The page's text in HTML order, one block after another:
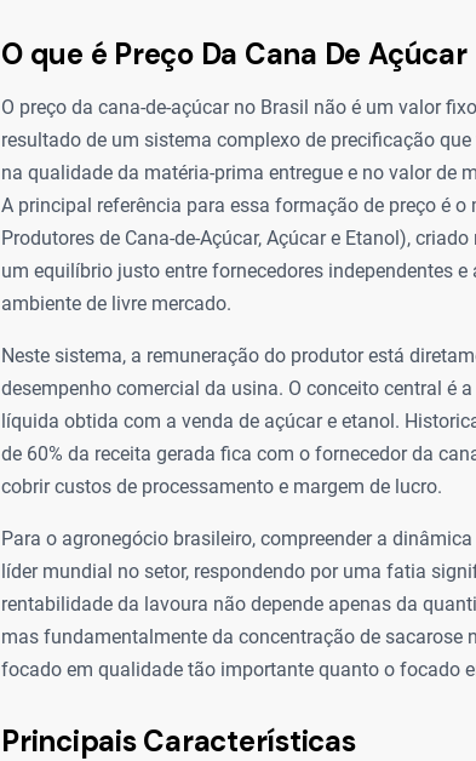
O que é Preço Da Cana De Açúcar
O preço da cana-de-açúcar no Brasil não é um valor
resultado de um sistema complexo de precificação
na qualidade da matéria-prima entregue e no valor de
A principal referência para essa formação de preço é o
Produtores de Cana-de-Açúcar, Açúcar e Etanol),
um equilíbrio justo entre fornecedores independentes
ambiente de livre mercado.
Neste sistema, a remuneração do produtor está
desempenho comercial da usina. O conceito central é
líquida obtida com a venda de açúcar e etanol.
de 60% da receita gerada fica com o fornecedor da
cobrir custos de processamento e margem de lucro.
Para o agronegócio brasileiro, compreender a
líder mundial no setor, respondendo por uma fatia
rentabilidade da lavoura não depende apenas da
mas fundamentalmente da concentração de sacarose
focado em qualidade tão importante quanto o focado
Principais Características